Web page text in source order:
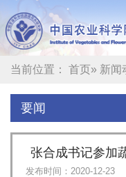
当前位置： 首页» 新闻
要闻
张合成书记参加
发布时间：2020-12-23